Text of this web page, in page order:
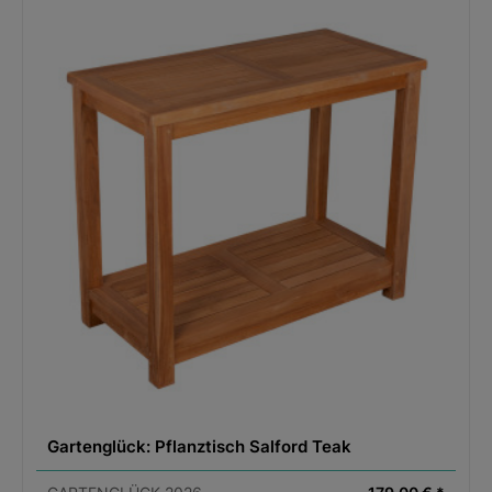
Der Körper dieser Qualitätsschere ist ergonomisch
geformt und mit Kälteschutzgriffen aus rutschfesten
PVC-Schrumpfschläuchen überzogen. Die Feder
wurde zudem verankert, sodass diese nicht
rausspringen kann.
• Klingen aus unlegierten Hartstähle und mehrfach
gehärtet
• Schlanke, extra leichte und handliche Schere
• Speziell zum Ernten von Früchten, trimmen von
Knospen, Schneiden von Gemüse, dünnen Ästen und
Schnittblumen geeignet
lassen sich problemlos schneiden
Gartenglück: Pflanztisch Salford Teak